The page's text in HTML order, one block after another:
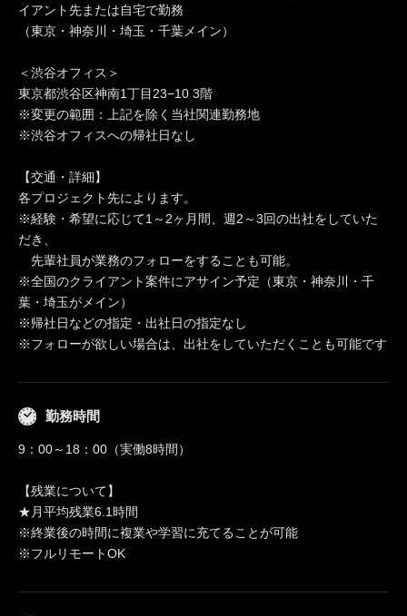
イアント先または自宅で勤務
（東京・神奈川・埼玉・千葉メイン）
＜渋谷オフィス＞
東京都渋谷区神南1丁目23−10 3階
※変更の範囲：上記を除く当社関連勤務地
※渋谷オフィスへの帰社日なし
【交通・詳細】
各プロジェクト先によります。
※経験・希望に応じて1～2ヶ月間、週2～3回の出社をしていた
だき、
先輩社員が業務のフォローをすることも可能。
※全国のクライアント案件にアサイン予定（東京・神奈川・千
葉・埼玉がメイン）
※帰社日などの指定・出社日の指定なし
※フォローが欲しい場合は、出社をしていただくことも可能です
勤務時間
9：00～18：00（実働8時間）
【残業について】
★月平均残業6.1時間
※終業後の時間に複業や学習に充てることが可能
※フルリモートOK